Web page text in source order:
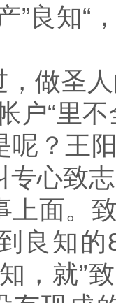
”良知“
做圣人
户“里
呢？王
专心致
上面。
良知
，就”